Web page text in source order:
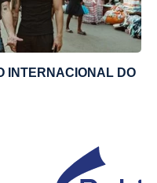
INTERNACIONAL DO